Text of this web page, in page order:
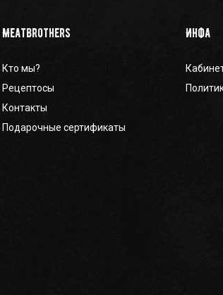
Meatbrothers
Кто мы?
Рецептосы
Контакты
Подарочные сертификаты
Инфа